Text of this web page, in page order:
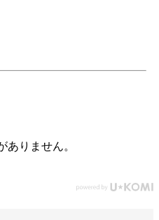
ありません。